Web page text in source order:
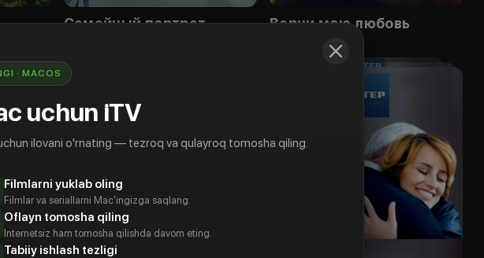
Семейный портрет Верни мою любовь
· MACOS
uchun iTV
ilovani o'rnating — tezroq va qulayroq tomosha qiling.
Filmlarni yuklab oling
Filmlar va seriallarni Mac'ingizga saqlang.
Oflayn tomosha qiling
Internetsiz ham tomosha qilishda davom eting.
Tabiiy ishlash tezligi